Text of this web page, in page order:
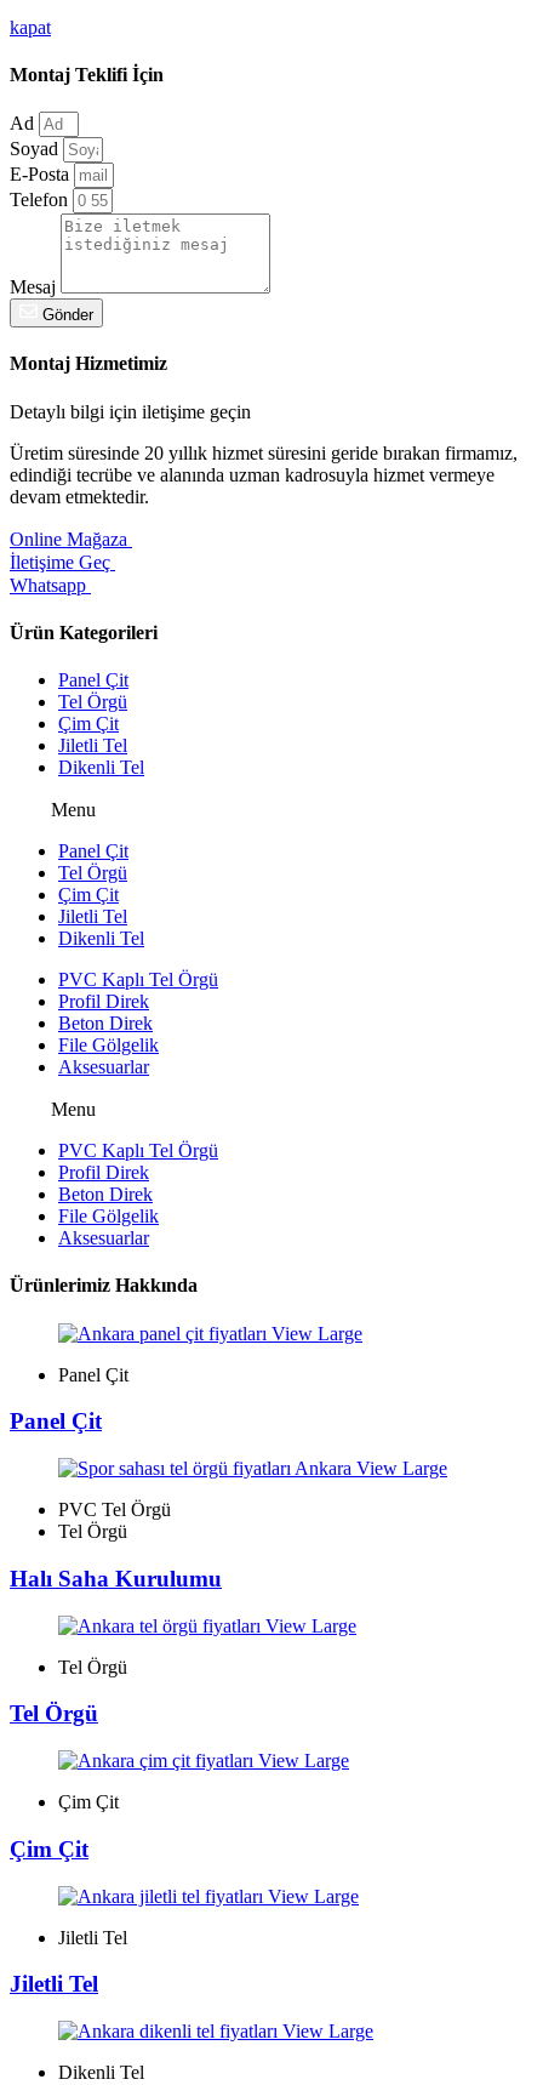
kapat
Montaj Teklifi İçin
Ad
Soyad
E-Posta
Telefon
Mesaj
Gönder
Montaj Hizmetimiz
Detaylı bilgi için iletişime geçin
Üretim süresinde 20 yıllık hizmet süresini geride bırakan firmamız,
edindiği tecrübe ve alanında uzman kadrosuyla hizmet vermeye
devam etmektedir.
Online Mağaza
İletişime Geç
Whatsapp
Ürün Kategorileri
Panel Çit
Tel Örgü
Çim Çit
Jiletli Tel
Dikenli Tel
Menu
Panel Çit
Tel Örgü
Çim Çit
Jiletli Tel
Dikenli Tel
PVC Kaplı Tel Örgü
Profil Direk
Beton Direk
File Gölgelik
Aksesuarlar
Menu
PVC Kaplı Tel Örgü
Profil Direk
Beton Direk
File Gölgelik
Aksesuarlar
Ürünlerimiz Hakkında
View Large
Panel Çit
Panel Çit
View Large
PVC Tel Örgü
Tel Örgü
Halı Saha Kurulumu
View Large
Tel Örgü
Tel Örgü
View Large
Çim Çit
Çim Çit
View Large
Jiletli Tel
Jiletli Tel
View Large
Dikenli Tel